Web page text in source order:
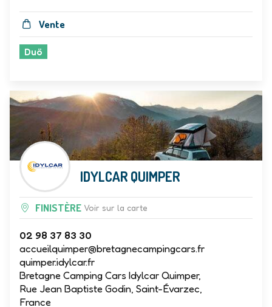
Vente
Duö
IDYLCAR QUIMPER
FINISTÈRE Voir sur la carte
02 98 37 83 30
accueilquimper@bretagnecampingcars.fr
quimper.idylcar.fr
Bretagne Camping Cars Idylcar Quimper,
Rue Jean Baptiste Godin, Saint-Évarzec,